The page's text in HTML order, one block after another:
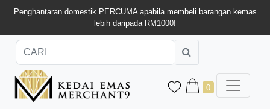
Penghantaran domestik PERCUMA apabila membeli barangan kemas
lebih daripada RM1000!
0